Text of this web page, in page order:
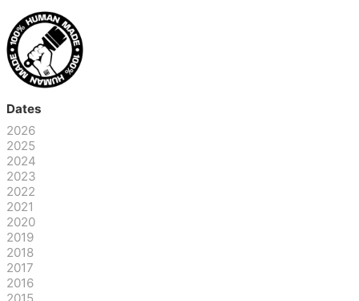
Dates
2026
2025
2024
2023
2022
2021
2020
2019
2018
2017
2016